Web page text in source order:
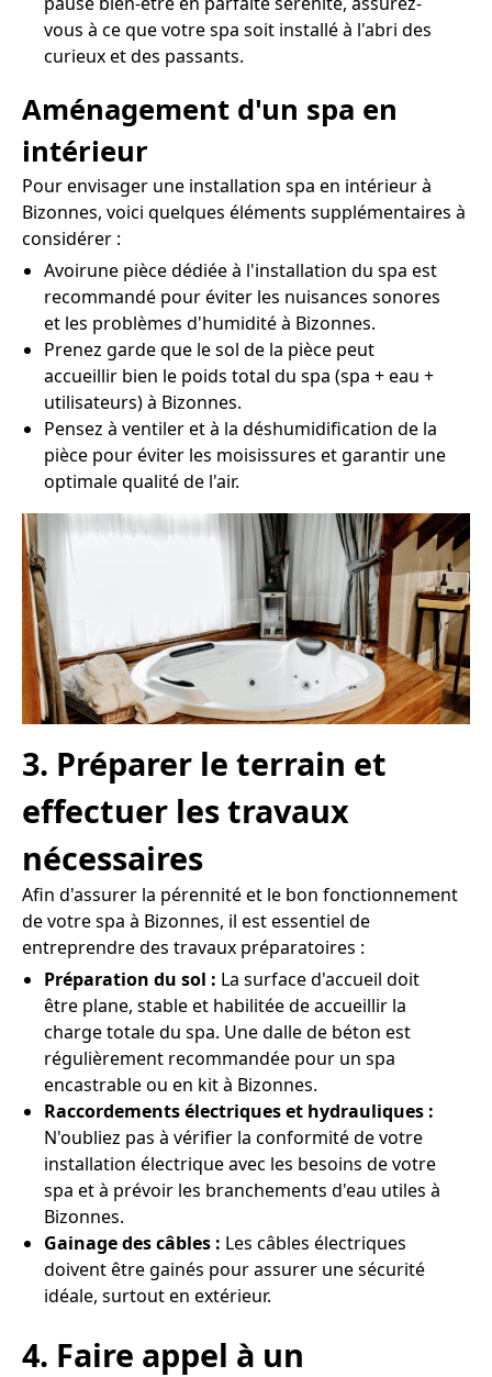
vous à ce que votre spa soit installé à l'abri des
curieux et des passants.
Aménagement d'un spa en
intérieur
Pour envisager une installation spa en intérieur à
Bizonnes, voici quelques éléments supplémentaires à
considérer :
Avoirune pièce dédiée à l'installation du spa est
recommandé pour éviter les nuisances sonores
et les problèmes d'humidité à Bizonnes.
Prenez garde que le sol de la pièce peut
accueillir bien le poids total du spa (spa + eau +
utilisateurs) à Bizonnes.
Pensez à ventiler et à la déshumidification de la
pièce pour éviter les moisissures et garantir une
optimale qualité de l'air.
3. Préparer le terrain et
effectuer les travaux
nécessaires
Afin d'assurer la pérennité et le bon fonctionnement
de votre spa à Bizonnes, il est essentiel de
entreprendre des travaux préparatoires :
Préparation du sol : La surface d'accueil doit
être plane, stable et habilitée de accueillir la
charge totale du spa. Une dalle de béton est
régulièrement recommandée pour un spa
encastrable ou en kit à Bizonnes.
Raccordements électriques et hydrauliques :
N'oubliez pas à vérifier la conformité de votre
installation électrique avec les besoins de votre
spa et à prévoir les branchements d'eau utiles à
Bizonnes.
Gainage des câbles : Les câbles électriques
doivent être gainés pour assurer une sécurité
idéale, surtout en extérieur.
4. Faire appel à un